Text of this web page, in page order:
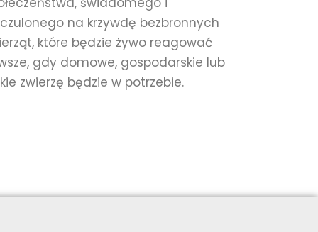
na krzywdę bezbronnych
które będzie żywo reagować
gdy domowe, gospodarskie lub
zwierzę będzie w potrzebie.